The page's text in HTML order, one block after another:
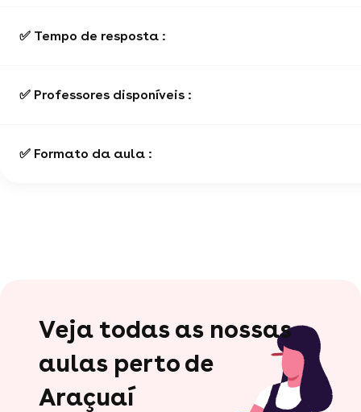
✅ Tempo de resposta :
✅ Professores disponíveis :
✅ Formato da aula :
Veja todas as nossas
aulas perto de
Araçuaí